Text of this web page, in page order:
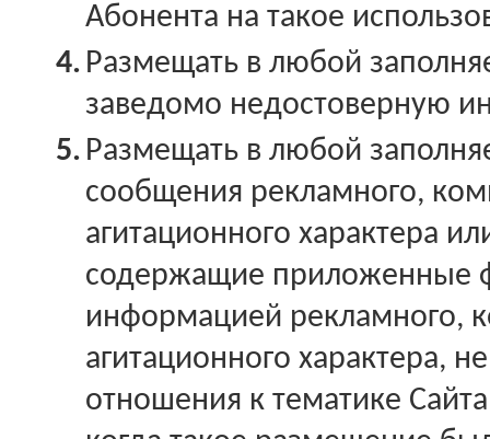
Абонента на такое
4. Размещать в любой
заведомо недостоверную
5. Размещать в любой
сообщения рекламного,
агитационного характера
содержащие приложенные
информацией рекламного,
агитационного характера,
отношения к тематике